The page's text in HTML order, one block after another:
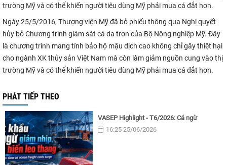
trường Mỹ và có thể khiến người tiêu dùng Mỹ phải mua cá đắt hơn.
Ngày 25/5/2016, Thượng viện Mỹ đã bỏ phiếu thông qua Nghị quyết
hủy bỏ Chương trình giám sát cá da trơn của Bộ Nông nghiệp Mỹ. Đây
là chương trình mang tính bảo hộ mậu dịch cao không chỉ gây thiệt hại
cho ngành XK thủy sản Việt Nam mà còn làm giảm nguồn cung vào thị
trường Mỹ và có thể khiến người tiêu dùng Mỹ phải mua cá đắt hơn.
PHÁT TIẾP THEO
VASEP Highlight - T6/2026: Cá ngừ
16:25 25/06/2026